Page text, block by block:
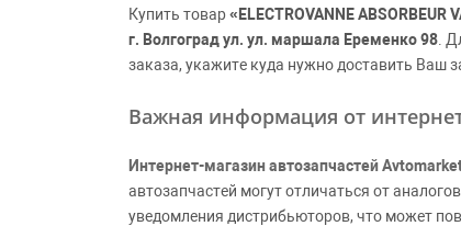
Купить товар«ELECTROVANNE ABSORBEUR
г. Волгоград ул. ул. маршала Еременко 98 .
заказа, укажите куда нужно доставить Ваш
Важная информация от
Интернет-магазин автозапчастей
автозапчастей могут отличаться от
уведомления дистрибьюторов, что может